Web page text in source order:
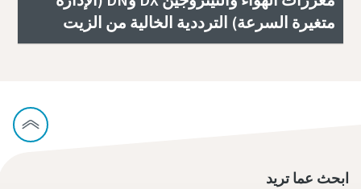
متغيرة السرعة) الترددية الخالية من الزيت
ابحث عما تريد